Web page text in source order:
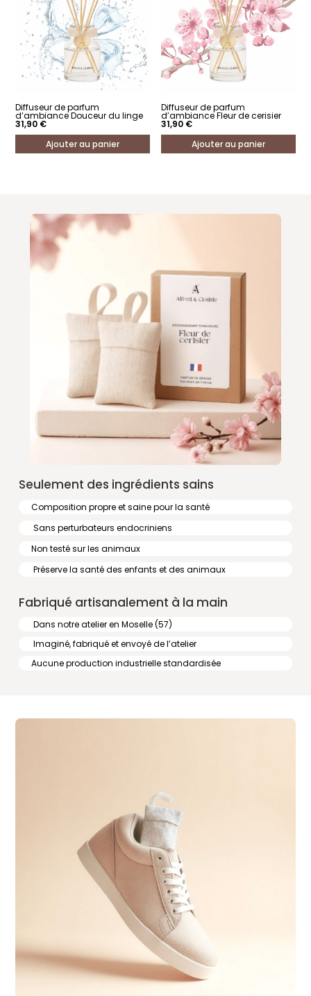
Diffuseur de parfum
d’ambiance Douceur du linge
31,90 €
Ajouter au panier
Diffuseur de parfum
d’ambiance Fleur de cerisier
31,90 €
Ajouter au panier
Seulement des ingrédients sains
Composition propre et saine pour la santé
Sans perturbateurs endocriniens
Non testé sur les animaux
Préserve la santé des enfants et des animaux
Fabriqué artisanalement à la main
Dans notre atelier en Moselle (57)
Imaginé, fabriqué et envoyé de l’atelier
Aucune production industrielle standardisée